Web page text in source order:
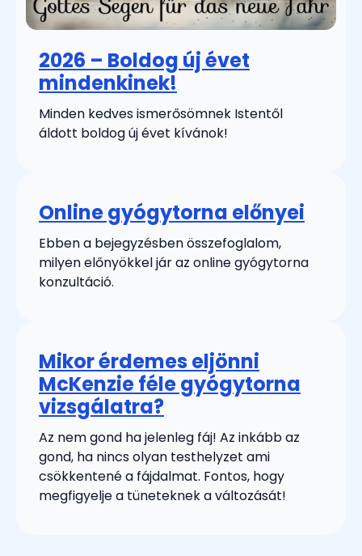
2026 – Boldog új évet
mindenkinek!
Minden kedves ismerősömnek Istentől
áldott boldog új évet kívánok!
Online gyógytorna előnyei
Ebben a bejegyzésben összefoglalom,
milyen előnyökkel jár az online gyógytorna
konzultáció.
Mikor érdemes eljönni
McKenzie féle gyógytorna
vizsgálatra?
Az nem gond ha jelenleg fáj! Az inkább az
gond, ha nincs olyan testhelyzet ami
csökkentené a fájdalmat. Fontos, hogy
megfigyelje a tüneteknek a változását!